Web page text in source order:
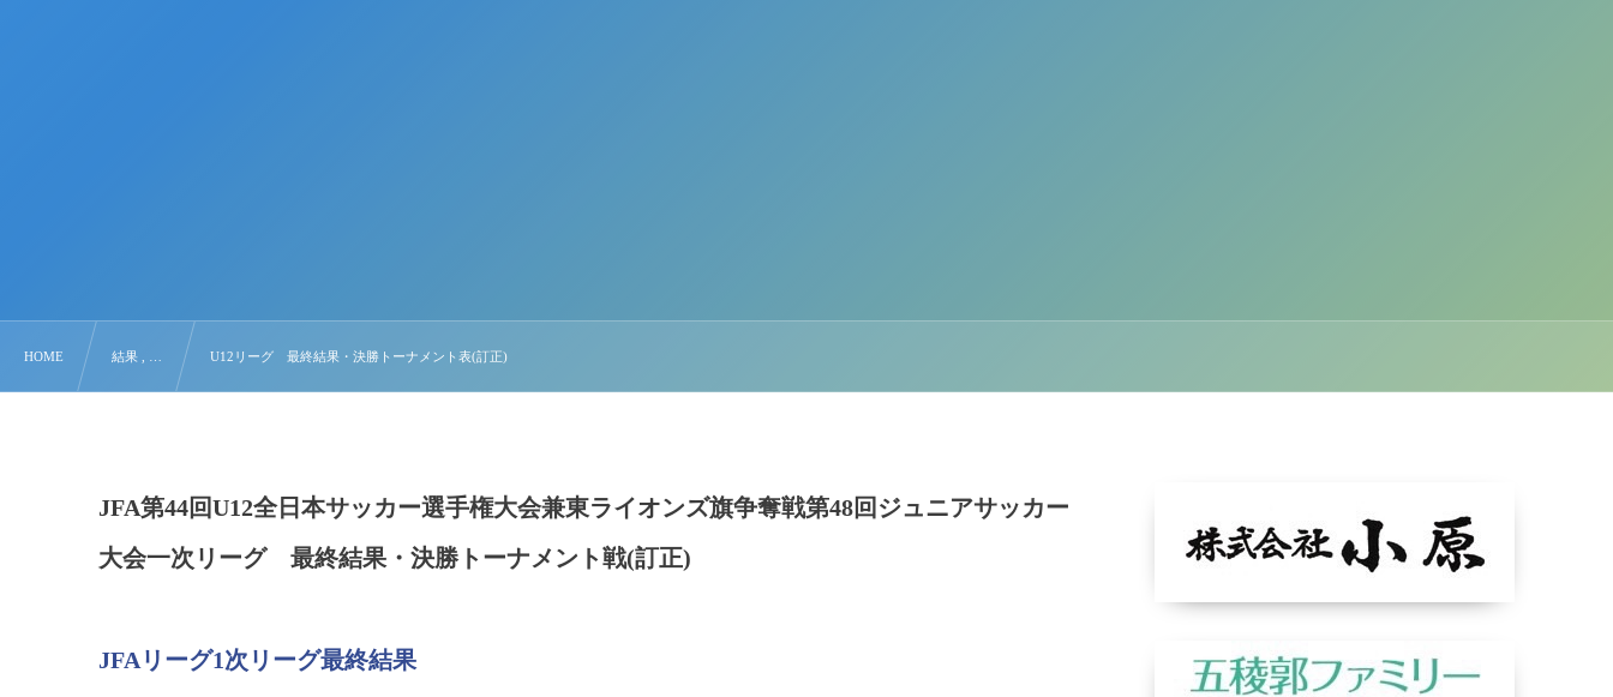
HOME 結果 , … U12リーグ 最終結果・決勝トーナメント表(訂正)
JFA第44回U12全日本サッカー選手権大会兼東ライオンズ旗争奪戦第48回ジュニアサッカー
大会一次リーグ 最終結果・決勝トーナメント戦(訂正)
JFAリーグ1次リーグ最終結果